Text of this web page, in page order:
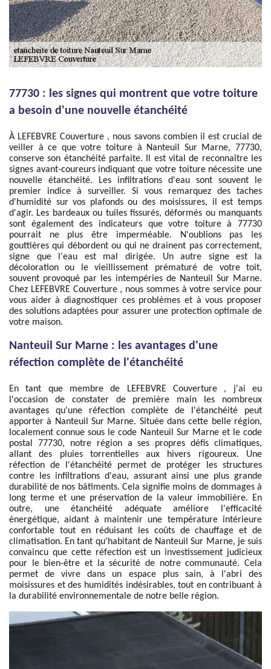
77730 : les signes qui montrent que votre toiture
a besoin d'une nouvelle étanchéité
À LEFEBVRE Couverture , nous savons combien il est crucial de
veiller à ce que votre toiture à Nanteuil Sur Marne, 77730,
conserve son étanchéité parfaite. Il est vital de reconnaître les
signes avant-coureurs indiquant que votre toiture nécessite une
nouvelle étanchéité. Les infiltrations d'eau sont souvent le
premier indice à surveiller. Si vous remarquez des taches
d'humidité sur vos plafonds ou des moisissures, il est temps
d'agir. Les bardeaux ou tuiles fissurés, déformés ou manquants
sont également des indicateurs que votre toiture à 77730
pourrait ne plus être imperméable. N'oublions pas les
gouttières qui débordent ou qui ne drainent pas correctement,
signe que l'eau est mal dirigée. Un autre signe est la
décoloration ou le vieillissement prématuré de votre toit,
souvent provoqué par les intempéries de Nanteuil Sur Marne.
Chez LEFEBVRE Couverture , nous sommes à votre service pour
vous aider à diagnostiquer ces problèmes et à vous proposer
des solutions adaptées pour assurer une protection optimale de
votre maison.
Nanteuil Sur Marne : les avantages d'une
réfection complète de l'étanchéité
En tant que membre de LEFEBVRE Couverture , j'ai eu
l'occasion de constater de première main les nombreux
avantages qu'une réfection complète de l'étanchéité peut
apporter à Nanteuil Sur Marne. Située dans cette belle région,
localement connue sous le code Nanteuil Sur Marne et le code
postal 77730, notre région a ses propres défis climatiques,
allant des pluies torrentielles aux hivers rigoureux. Une
réfection de l'étanchéité permet de protéger les structures
contre les infiltrations d'eau, assurant ainsi une plus grande
durabilité de nos bâtiments. Cela signifie moins de dommages à
long terme et une préservation de la valeur immobilière. En
outre, une étanchéité adéquate améliore l'efficacité
énergétique, aidant à maintenir une température intérieure
confortable tout en réduisant les coûts de chauffage et de
climatisation. En tant qu'habitant de Nanteuil Sur Marne, je suis
convaincu que cette réfection est un investissement judicieux
pour le bien-être et la sécurité de notre communauté. Cela
permet de vivre dans un espace plus sain, à l'abri des
moisissures et des humidités indésirables, tout en contribuant à
la durabilité environnementale de notre belle région.